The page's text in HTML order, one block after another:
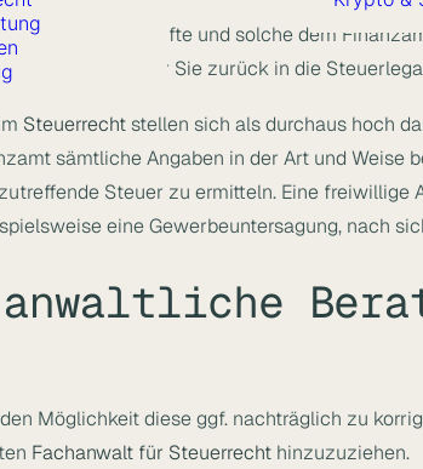
erklärten Einkünfte und solche dem
begleiten wir Sie zurück in die
Steuerrecht stellen sich als durchaus hoch
sämtliche Angaben in der Art und Weise
Steuer zu ermitteln. Eine freiwillige
eine Gewerbeuntersagung, nach
Möglichkeit diese ggf. nachträglich zu
Fachanwalt für Steuerrecht hinzuzuziehen.